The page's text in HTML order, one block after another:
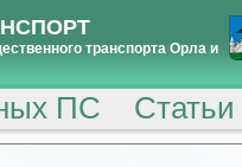
транспорта Орла и
ПС